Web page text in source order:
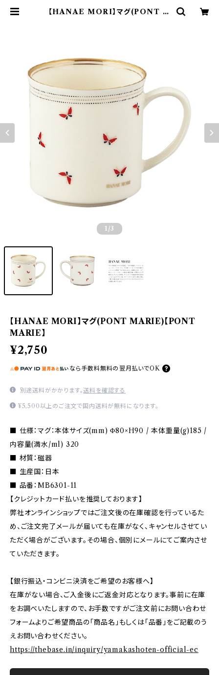
【HANAE MORI】マグ(PONT M
1 /3
【HANAE MORI】マグ(PONT MARIE)【PONT
MARIE】
¥2,750
なら 手数料無料の 翌月払いでOK
別途送料がかかります。送料を確認する
¥5,500以上のご注文で国内送料が無料になります。
■ 仕様：マグ：本体サイズ(mm) Φ80×H90 / 本体重量(g)185 /
内容量(満水/ml) 320
■ 材質：磁器
■ 生産国：日本
■ 品番：MB6301-11
【クレジットカード払いを推奨しております】
弊社オンラインショップではご注文後の在庫確認を行っているた
め、ご注文完了メールが届いても在庫がなく、キャンセルさせてい
ただく場合がございます。その場合、個別にメールにてご案内させ
ていただきます。
【銀行振込・コンビニ決済をご希望のお客様へ】
在庫がない場合、ご入金後にご返金対応となります。事前に在庫
をお調べいたしますので、お手数ですがご注文前にお問い合わせ
フォームよりご希望商品の「商品名」もしくは「品番」をご記載のう
えお問い合わせください。
https://thebase.in/inquiry/yamakashoten-official-ec